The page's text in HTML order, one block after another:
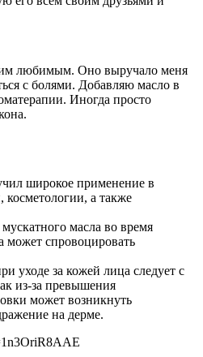
любимым. Оно выручало меня
с болями. Добавляю масло в
Иногда просто
широкое применение в
а также
масла во время
может спровоцировать
уходе за кожей лица следует с
из-за превышения
может возникнуть
на дерме.